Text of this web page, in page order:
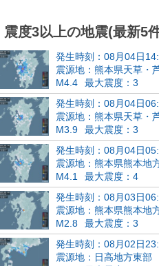
震度3以上の地震(最新5
発生時刻：08月04日
震源地：熊本県天草・
M4.4
最大震度：3
発生時刻：08月04日
震源地：熊本県天草・
M3.9
最大震度：3
発生時刻：08月04日
震源地：熊本県熊本地
M4.1
最大震度：4
発生時刻：08月03日
震源地：熊本県熊本地
M2.8
最大震度：3
発生時刻：08月02日
震源地：日高地方東部